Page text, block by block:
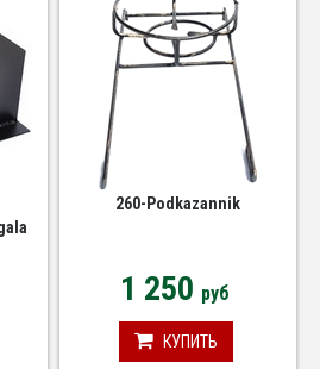
260-Podkazannik
1 250 руб
КУПИТЬ